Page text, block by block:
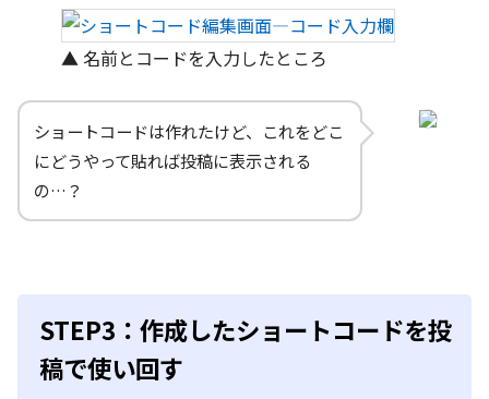
▲ 名前とコードを入力したところ
ショートコードは作れたけど、これをどこ
にどうやって貼れば投稿に表示される
の…？
STEP3：作成したショートコードを投
稿で使い回す